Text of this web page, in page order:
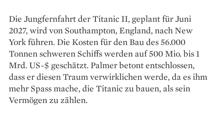
Die Jungfernfahrt der Titanic II, geplant für Juni
2027, wird von Southampton, England, nach New
York führen. Die Kosten für den Bau des 56.000
Tonnen schweren Schiffs werden auf 500 Mio. bis 1
Mrd. US-$ geschätzt. Palmer betont entschlossen,
dass er diesen Traum verwirklichen werde, da es ihm
mehr Spass mache, die Titanic zu bauen, als sein
Vermögen zu zählen.